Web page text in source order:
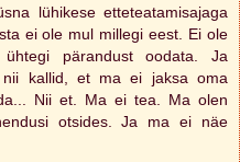
lühikese etteteatamisajaga
ei ole mul millegi eest. Ei ole
pärandust oodata. Ja
kallid, et ma ei jaksa oma
Nii et. Ma ei tea. Ma olen
otsides. Ja ma ei näe